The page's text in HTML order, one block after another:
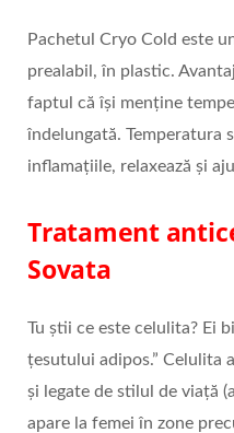
Pachetul Cryo Cold este
prealabil, în plastic.
faptul că îşi menţine
îndelungată. Temperatura
inflamaţiile, relaxează şi
Tratament
Sovata
Tu știi ce este celulita? Ei
țesutului adipos.” Celulita
și legate de stilul de viață
apare la femei în zone